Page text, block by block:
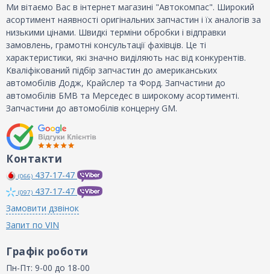
Ми вітаємо Вас в інтернет магазині "Автокомпас". Широкий
асортимент наявності оригінальних запчастин і їх аналогів за
низькими цінами. Швидкі терміни обробки і відправки
замовлень, грамотні консультації фахівців. Це ті
характеристики, які значно виділяють нас від конкурентів.
Кваліфікований підбір запчастин до американських
автомобілів Додж, Крайслер та Форд. Запчастини до
автомобілів БМВ та Мерседес в широкому асортименті.
Запчастини до автомобілів концерну GM.
Контакти
(066) 437-17-47
(097) 437-17-47
Замовити дзвінок
Запит по VIN
Графік роботи
Пн-Пт: 9-00 до 18-00